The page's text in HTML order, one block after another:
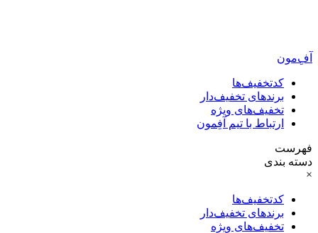
آفِ‌مون
کدتخفیف‌ها
برندهای تخفیف‌دار
تخفیف‌های ویژه
ارتباط با تیم آفِمون
فهرست
دسته بندی
×
کدتخفیف‌ها
برندهای تخفیف‌دار
تخفیف‌های ویژه